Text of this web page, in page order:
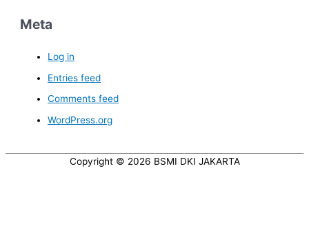
Meta
Log in
Entries feed
Comments feed
WordPress.org
Copyright © 2026 BSMI DKI JAKARTA